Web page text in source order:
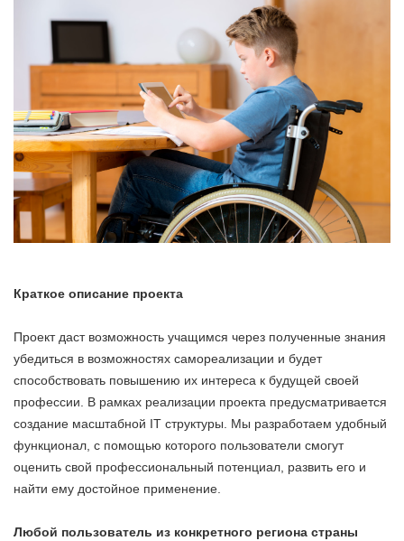
Краткое описание проекта
Проект даст возможность учащимся через полученные знания
убедиться в возможностях самореализации и будет
способствовать повышению их интереса к будущей своей
профессии. В рамках реализации проекта предусматривается
создание масштабной IT структуры. Мы разработаем удобный
функционал, с помощью которого пользователи смогут
оценить свой профессиональный потенциал, развить его и
найти ему достойное применение.
Любой пользователь из конкретного региона страны